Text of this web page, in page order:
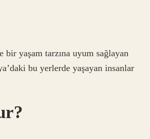
bir yaşam tarzına uyum sağlayan
bu yerlerde yaşayan insanlar